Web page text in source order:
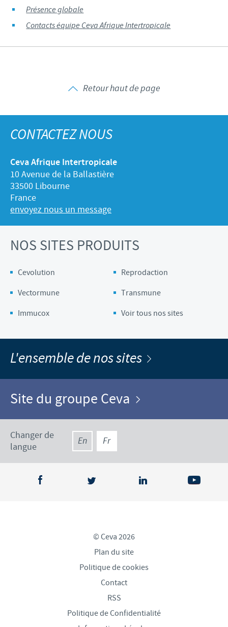
Présence globale
Contacts équipe Ceva Afrique Intertropicale
Retour haut de page
CONTACTEZ NOUS
Ceva Afrique Intertropicale
10 Avenue de la Ballastière
33500 Libourne
France
envoyez nous un message
NOS SITES PRODUITS
Cevolution
Reprodaction
Vectormune
Transmune
Immucox
Voir tous nos sites
L'ensemble de nos sites
Site du groupe Ceva
Changer de
langue
En Fr
© Ceva 2026
Plan du site
Politique de cookies
Contact
RSS
Politique de Confidentialité